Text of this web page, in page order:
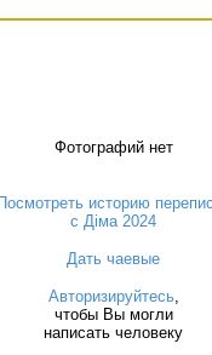
Фотографий нет
Посмотреть историю
с Діма 2024
Дать чаевые
Авторизируйтесь,
чтобы Вы могли
написать человеку